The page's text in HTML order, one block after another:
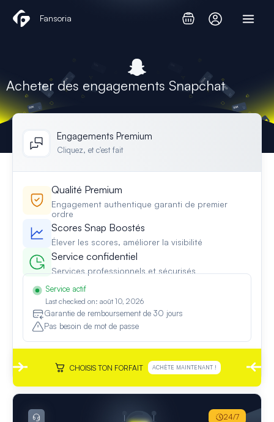
Fansoria
Acheter des engagements Snapchat
Engagements Premium
Cliquez, et c'est fait
Qualité Premium
Engagement authentique garanti de premier
ordre
Scores Snap Boostés
Élever les scores, améliorer la visibilité
Service confidentiel
Services professionnels et sécurisés
Service actif
Last checked on: août 10, 2026
Garantie de remboursement de 30 jours
Pas besoin de mot de passe
CHOISIS TON FORFAIT ACHÈTE MAINTENANT !
24/7